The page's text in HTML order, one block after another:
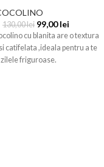
130,00lei 99,00lei
cu blanita are o textura
catifelata ,ideala pentru a te
friguroase.